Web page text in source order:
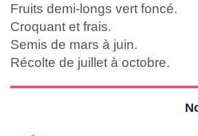
Fruits demi-longs vert foncé.
Croquant et frais.
Semis de mars à juin.
Récolte de juillet à octobre.